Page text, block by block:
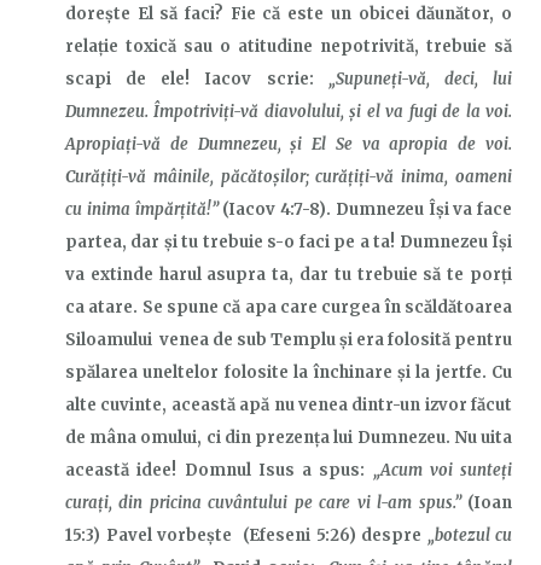
dorește El să faci? Fie că este un obicei dăunător, o
relație toxică sau o atitudine nepotrivită, trebuie să
scapi de ele! Iacov scrie: „Supuneţi-vă, deci, lui
Dumnezeu. Împotriviţi-vă diavolului, şi el va fugi de la voi.
Apropiaţi-vă de Dumnezeu, şi El Se va apropia de voi.
Curăţiţi-vă mâinile, păcătoşilor; curăţiţi-vă inima, oameni
cu inima împărţită!”(Iacov 4:7-8). Dumnezeu Își va face
partea, dar și tu trebuie s-o faci pe a ta! Dumnezeu Își
va extinde harul asupra ta, dar tu trebuie să te porți
ca atare. Se spune că apa care curgea în scăldătoarea
Siloamului venea de sub Templu și era folosită pentru
spălarea uneltelor folosite la închinare și la jertfe. Cu
alte cuvinte, această apă nu venea dintr-un izvor făcut
de mâna omului, ci din prezența lui Dumnezeu. Nu uita
această idee! Domnul Isus a spus: „Acum voi sunteţi
curaţi, din pricina cuvântului pe care vi l-am spus.” (Ioan
15:3) Pavel vorbește (Efeseni 5:26) despre „botezul cu